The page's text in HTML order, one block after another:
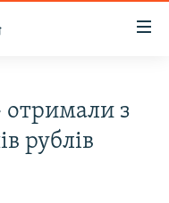
отримали з
рублів